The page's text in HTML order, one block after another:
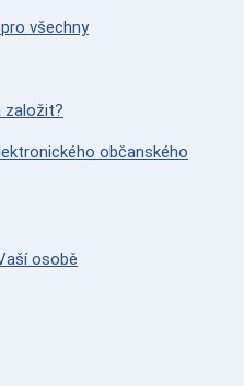
všechny
založit?
občanského
osobě